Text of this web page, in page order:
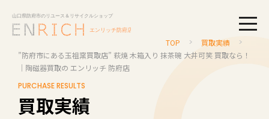
TOP
買取実績
”防府市にある玉祖窯買取店” 萩焼 木箱入り 抹茶碗 大井可笑 買取なら！
｜陶磁器買取の エンリッチ 防府店
PURCHASE RESULTS
買取実績